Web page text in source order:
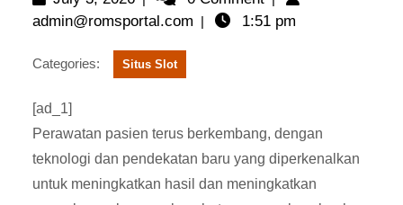
3,
admin@romsportal.com admin@romsportal.com
| 1:51 pm
Categories: Situs Slot
[ad_1]
Perawatan pasien terus berkembang, dengan
teknologi dan pendekatan baru yang diperkenalkan
untuk meningkatkan hasil dan meningkatkan